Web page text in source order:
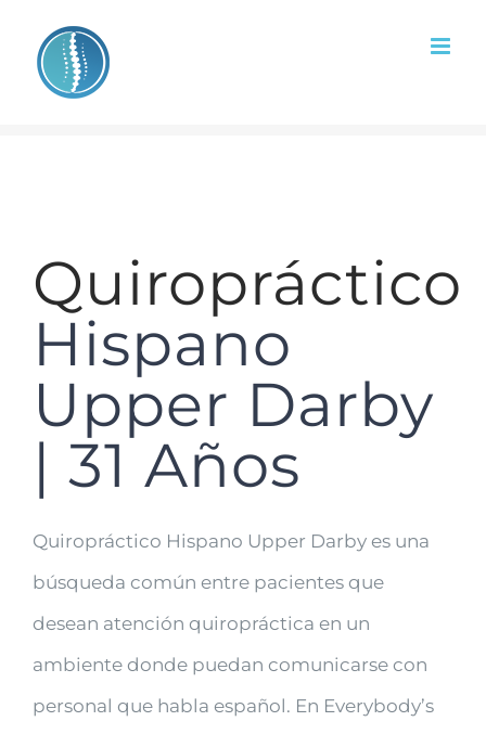
content
Quiropráctico
Hispano
Upper Darby
| 31 Años
Quiropráctico Hispano Upper Darby es una
búsqueda común entre pacientes que
desean atención quiropráctica en un
ambiente donde puedan comunicarse con
personal que habla español. En Everybody’s